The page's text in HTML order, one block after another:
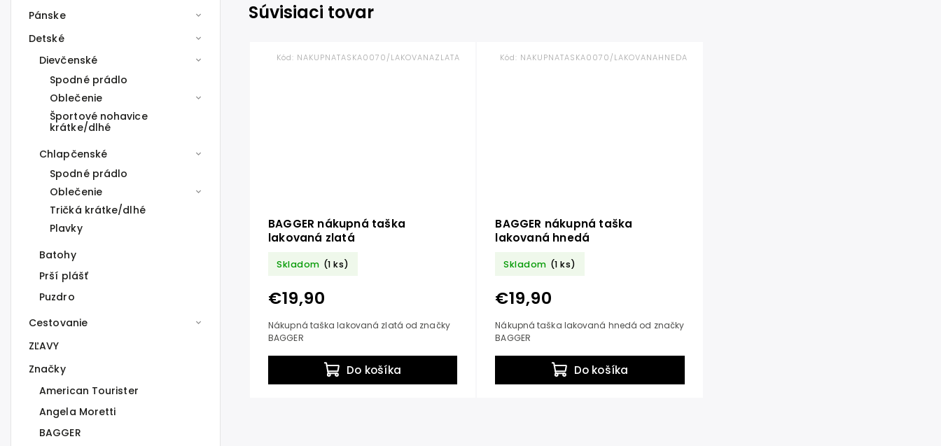
Pánske
Detské
Dievčenské
Spodné prádlo
Oblečenie
Športové nohavice
krátke/dlhé
Chlapčenské
Spodné prádlo
Oblečenie
Tričká krátke/dlhé
Plavky
Batohy
Prší plášť
Puzdro
Cestovanie
ZĽAVY
Značky
American Tourister
Angela Moretti
BAGGER
Súvisiaci tovar
BAGGER nákupná taška
lakovaná zlatá
Skladom (1 ks)
€19,90
Do košíka
Nákupná taška lakovaná zlatá od značky
BAGGER
Kód: NAKUPNATASKA0070/LAKOVANAZLATA
BAGGER nákupná taška
lakovaná hnedá
Skladom (1 ks)
€19,90
Do košíka
Nákupná taška lakovaná hnedá od značky
BAGGER
Kód: NAKUPNATASKA0070/LAKOVANAHNEDA